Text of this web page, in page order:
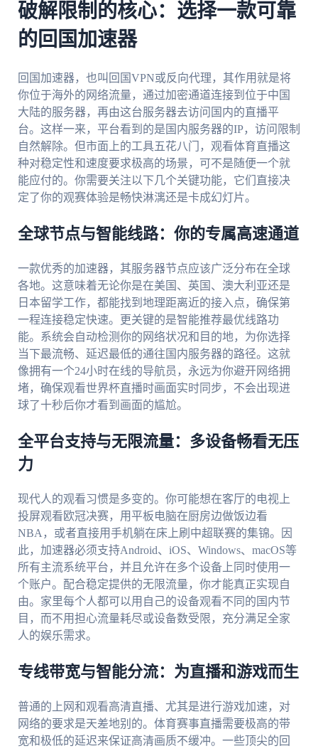
破解限制的核心：选择一款可靠
的回国加速器
回国加速器，也叫回国VPN或反向代理，其作用就是将
你位于海外的网络流量，通过加密通道连接到位于中国
大陆的服务器，再由这台服务器去访问国内的直播平
台。这样一来，平台看到的是国内服务器的IP，访问限制
自然解除。但市面上的工具五花八门，观看体育直播这
种对稳定性和速度要求极高的场景，可不是随便一个就
能应付的。你需要关注以下几个关键功能，它们直接决
定了你的观赛体验是畅快淋漓还是卡成幻灯片。
全球节点与智能线路：你的专属高速通道
一款优秀的加速器，其服务器节点应该广泛分布在全球
各地。这意味着无论你是在美国、英国、澳大利亚还是
日本留学工作，都能找到地理距离近的接入点，确保第
一程连接稳定快速。更关键的是智能推荐最优线路功
能。系统会自动检测你的网络状况和目的地，为你选择
当下最流畅、延迟最低的通往国内服务器的路径。这就
像拥有一个24小时在线的导航员，永远为你避开网络拥
堵，确保观看世界杯直播时画面实时同步，不会出现进
球了十秒后你才看到画面的尴尬。
全平台支持与无限流量：多设备畅看无压
力
现代人的观看习惯是多变的。你可能想在客厅的电视上
投屏观看欧冠决赛，用平板电脑在厨房边做饭边看
NBA，或者直接用手机躺在床上刷中超联赛的集锦。因
此，加速器必须支持Android、iOS、Windows、macOS等
所有主流系统平台，并且允许在多个设备上同时使用一
个账户。配合稳定提供的无限流量，你才能真正实现自
由。家里每个人都可以用自己的设备观看不同的国内节
目，而不用担心流量耗尽或设备数受限，充分满足全家
人的娱乐需求。
专线带宽与智能分流：为直播和游戏而生
普通的上网和观看高清直播、尤其是进行游戏加速，对
网络的要求是天差地别的。体育赛事直播需要极高的带
宽和极低的延迟来保证高清画质不缓冲。一些顶尖的回